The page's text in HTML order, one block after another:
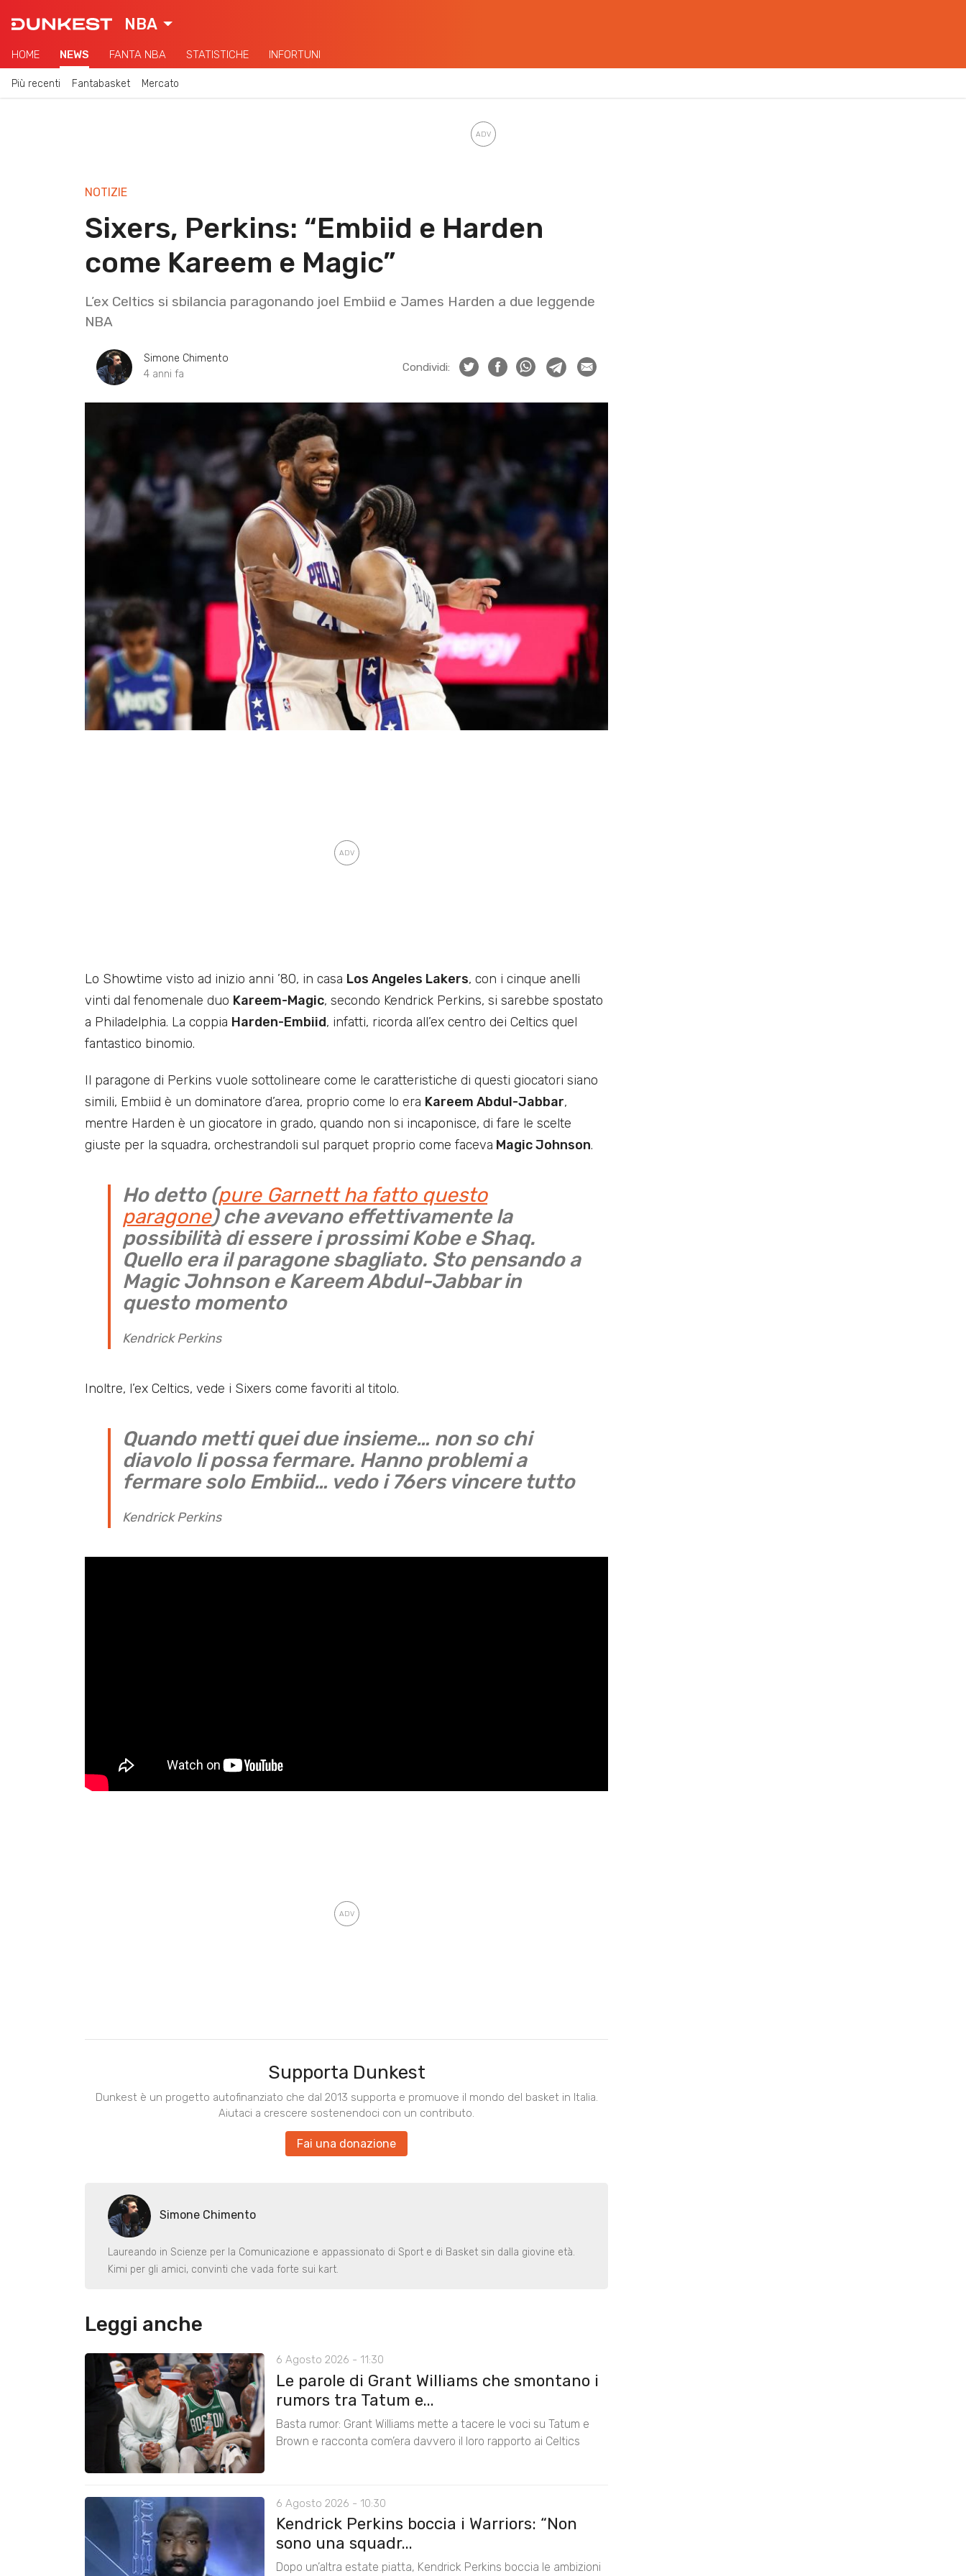
NBA
HOME NEWS FANTA NBA STATISTICHE INFORTUNI
Più recenti Fantabasket Mercato
NOTIZIE
Sixers, Perkins: “Embiid e Harden
come Kareem e Magic”
L’ex Celtics si sbilancia paragonando joel Embiid e James Harden a due leggende
NBA
Simone Chimento
4 anni fa
Condividi:
Lo Showtime visto ad inizio anni ’80, in casa Los Angeles Lakers, con i cinque anelli
vinti dal fenomenale duo Kareem-Magic, secondo Kendrick Perkins, si sarebbe spostato
a Philadelphia. La coppia Harden-Embiid, infatti, ricorda all’ex centro dei Celtics quel
fantastico binomio.
Il paragone di Perkins vuole sottolineare come le caratteristiche di questi giocatori siano
simili, Embiid è un dominatore d’area, proprio come lo era Kareem Abdul-Jabbar,
mentre Harden è un giocatore in grado, quando non si incaponisce, di fare le scelte
giuste per la squadra, orchestrandoli sul parquet proprio come faceva Magic Johnson.
Ho detto (pure Garnett ha fatto questo
paragone) che avevano effettivamente la
possibilità di essere i prossimi Kobe e Shaq.
Quello era il paragone sbagliato. Sto pensando a
Magic Johnson e Kareem Abdul-Jabbar in
questo momento
Kendrick Perkins
Inoltre, l’ex Celtics, vede i Sixers come favoriti al titolo.
Quando metti quei due insieme… non so chi
diavolo li possa fermare. Hanno problemi a
fermare solo Embiid… vedo i 76ers vincere tutto
Kendrick Perkins
Supporta Dunkest
Dunkest è un progetto autofinanziato che dal 2013 supporta e promuove il mondo del basket in Italia.
Aiutaci a crescere sostenendoci con un contributo.
Fai una donazione
Simone Chimento
Laureando in Scienze per la Comunicazione e appassionato di Sport e di Basket sin dalla giovine età.
Kimi per gli amici, convinti che vada forte sui kart.
Leggi anche
6 Agosto 2026 - 11:30
Le parole di Grant Williams che smontano i
rumors tra Tatum e...
Basta rumor: Grant Williams mette a tacere le voci su Tatum e
Brown e racconta com’era davvero il loro rapporto ai Celtics
6 Agosto 2026 - 10:30
Kendrick Perkins boccia i Warriors: “Non
sono una squadr...
Dopo un’altra estate piatta, Kendrick Perkins boccia le ambizioni